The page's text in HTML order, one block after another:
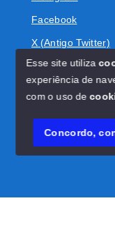
Facebook
X (Antigo Twitter)
© Copyright 2026 -
SITE PARA IMOBILIARIA
Esse site utiliza
experiência de
com o uso de
Concordo,